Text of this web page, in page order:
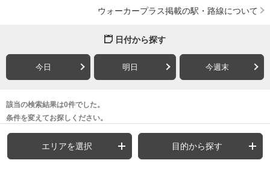
ウォーカープラス掲載の駅・路線について
日付から探す
今日 明日 今週末
該当の検索結果は0件でした。
条件を変えてお探しください。
エリアを選択 目的から探す